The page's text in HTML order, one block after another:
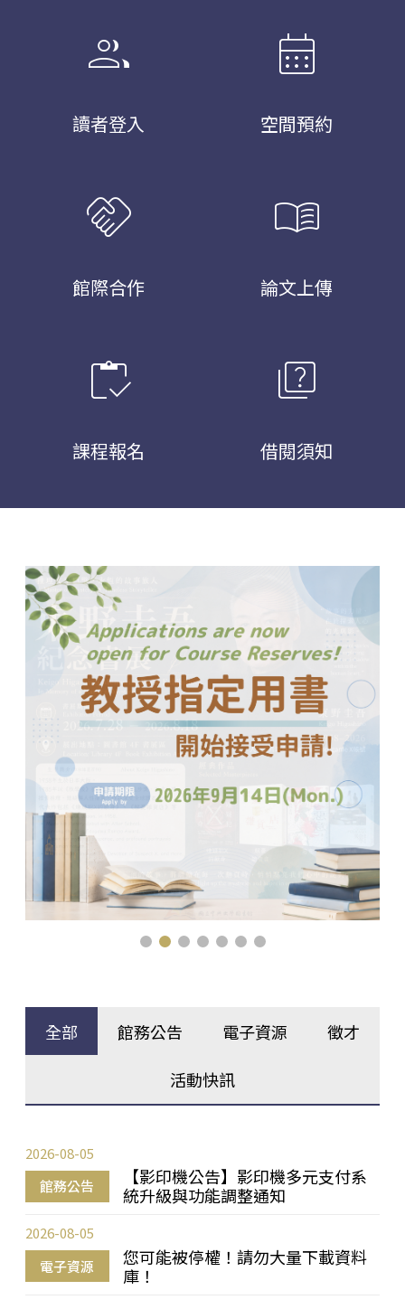
group
讀者登入
calendar_month
空間預約
handshake
館際合作
menu_book
論文上傳
inventory
課程報名
quiz
借閱須知
全部 館務公告 電子資源 徵才
活動快訊
館務公告
【影印機公告】影印機多元支付系
統升級與功能調整通知
2026-08-05
電子資源
您可能被停權！請勿大量下載資料
庫！
2026-08-05